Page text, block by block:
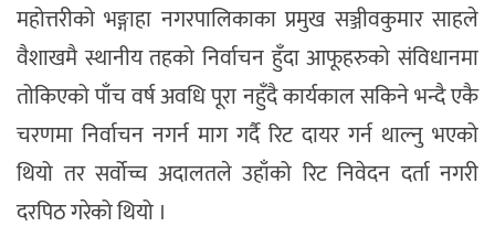
महोत्तरीको भङ्गाहा नगरपालिकाका प्रमुख सञ्जीवकुमार साहले
वैशाखमै स्थानीय तहको निर्वाचन हुँदा आफूहरुको संविधानमा
तोकिएको पाँच वर्ष अवधि पूरा नहुँदै कार्यकाल सकिने भन्दै एकै
चरणमा निर्वाचन नगर्न माग गर्दै रिट दायर गर्न थाल्नु भएको
थियो तर सर्वोच्च अदालतले उहाँको रिट निवेदन दर्ता नगरी
दरपिठ गरेको थियो ।